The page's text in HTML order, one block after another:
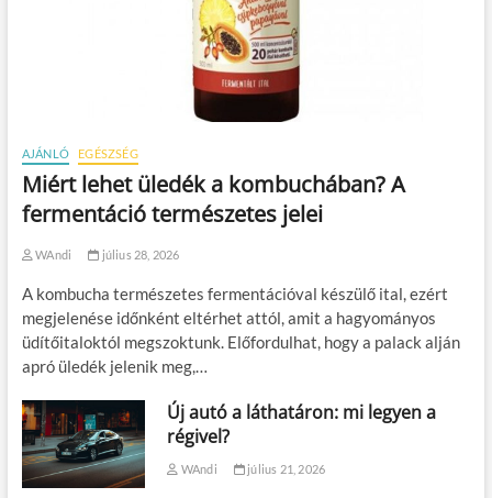
AJÁNLÓ EGÉSZSÉG
Miért lehet üledék a kombuchában? A
fermentáció természetes jelei
WAndi július 28, 2026
A kombucha természetes fermentációval készülő ital, ezért
megjelenése időnként eltérhet attól, amit a hagyományos
üdítőitaloktól megszoktunk. Előfordulhat, hogy a palack alján
apró üledék jelenik meg,…
Új autó a láthatáron: mi legyen a
régivel?
WAndi július 21, 2026